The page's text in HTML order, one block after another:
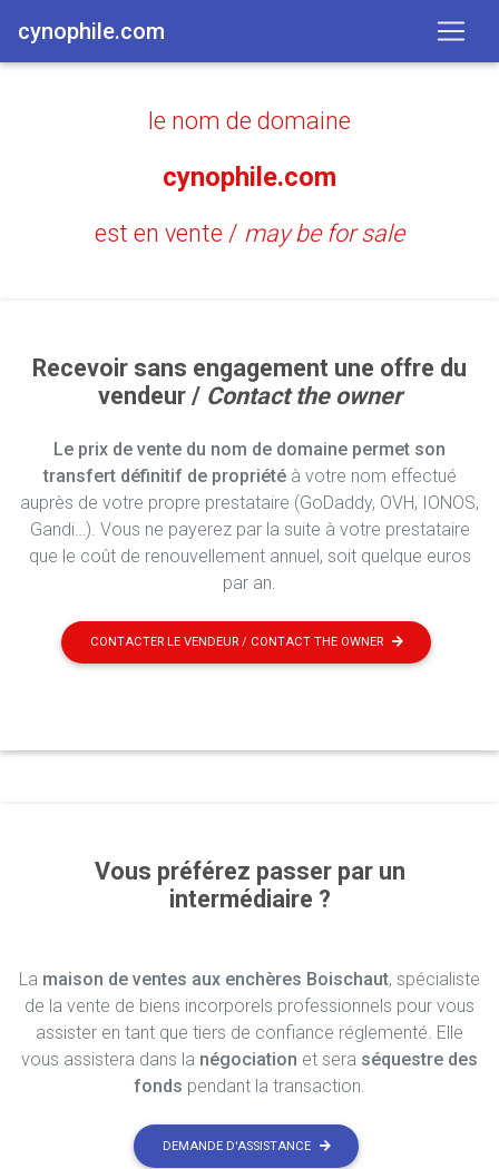
cynophile.com
le nom de domaine
cynophile.com
est en vente / may be for sale
Recevoir sans engagement une offre du
vendeur / Contact the owner
Le prix de vente du nom de domaine permet son
transfert définitif de propriétéà votre nom effectué
auprès de votre propre prestataire (GoDaddy, OVH, IONOS,
Gandi…). Vous ne payerez par la suite à votre prestataire
que le coût de renouvellement annuel, soit quelque euros
par an.
CONTACTER LE VENDEUR / CONTACT THE OWNER
Vous préférez passer par un
intermédiaire ?
La maison de ventes aux enchères Boischaut, spécialiste
de la vente de biens incorporels professionnels pour vous
assister en tant que tiers de confiance réglementé. Elle
vous assistera dans la négociation et sera séquestre des
fonds pendant la transaction.
DEMANDE D'ASSISTANCE